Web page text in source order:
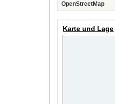
OpenStreetMap
Karte und Lage